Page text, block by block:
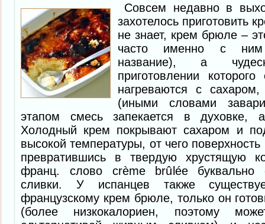
Совсем недавно в
захотелось приготовить
не знает, крем брюле –
часто именно с ним
название), а
приготовлении
нагреваются с
(иными словами
этапом смесь запекается в духовке,
Холодный крем покрывают сахаром и
высокой температуры, от чего
превратившись в твердую хрустящую
франц. слово crème brûlée буквально
сливки. У испанцев также
французскому крем брюле, только он
(более низкокалориен, поэтому